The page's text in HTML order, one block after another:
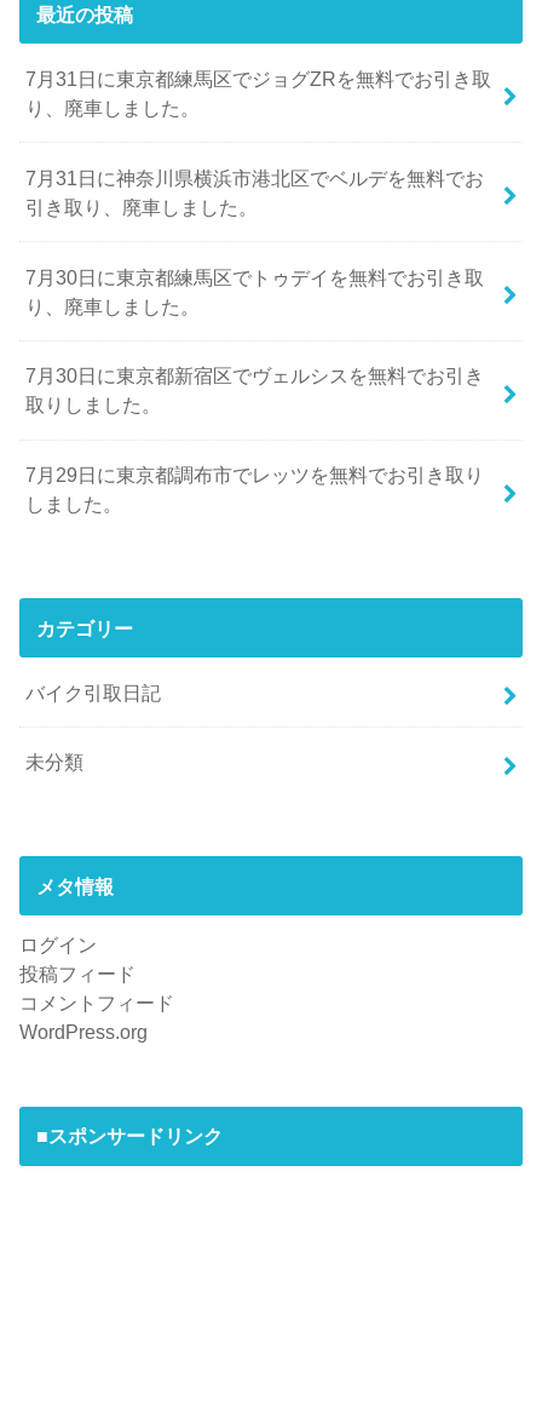
最近の投稿
7月31日に東京都練馬区でジョグZRを無料でお引き取
り、廃車しました。
7月31日に神奈川県横浜市港北区でベルデを無料でお
引き取り、廃車しました。
7月30日に東京都練馬区でトゥデイを無料でお引き取
り、廃車しました。
7月30日に東京都新宿区でヴェルシスを無料でお引き
取りしました。
7月29日に東京都調布市でレッツを無料でお引き取り
しました。
カテゴリー
バイク引取日記
未分類
メタ情報
ログイン
投稿フィード
コメントフィード
WordPress.org
■スポンサードリンク